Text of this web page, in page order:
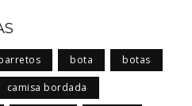
bota botas
camisa bordada